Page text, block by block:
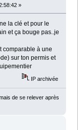
»
la clé et pour le
et ça bouge pas..je
comparable à une
sur ton permis et
IP archivée
de se relever après